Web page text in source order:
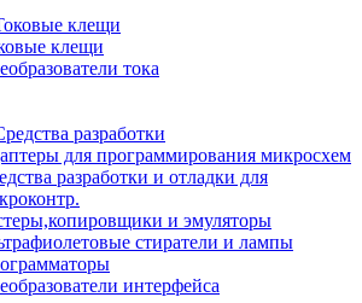
клещи
клещи
тока
разработки
для программирования микросхем
разработки и отладки для
и эмуляторы
стиратели и лампы
интерфейса